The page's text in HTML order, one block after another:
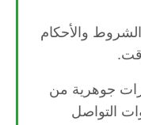
والأحكام
جوهرية من
التواصل